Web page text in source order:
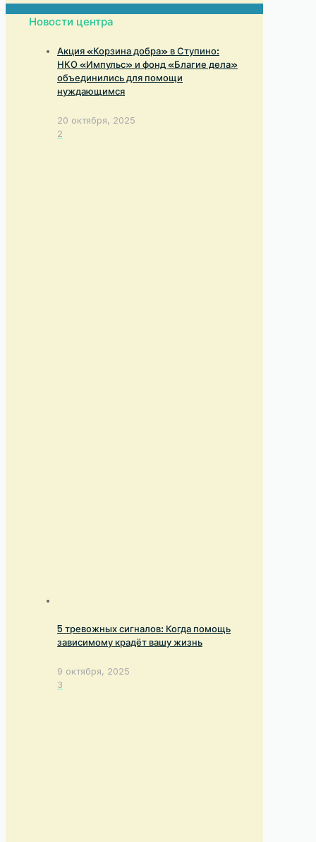
Новости центра
Акция «Корзина добра» в Ступино:
НКО «Импульс» и фонд «Благие дела»
объединились для помощи
нуждающимся
20 октября, 2025
2
5 тревожных сигналов: Когда помощь
зависимому крадёт вашу жизнь
9 октября, 2025
3